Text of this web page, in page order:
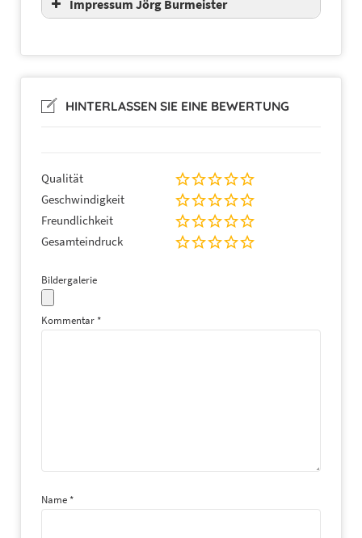
Impressum Jörg Burmeister
HINTERLASSEN SIE EINE BEWERTUNG
Qualität
Geschwindigkeit
Freundlichkeit
Gesamteindruck
Bildergalerie
Kommentar *
Name *